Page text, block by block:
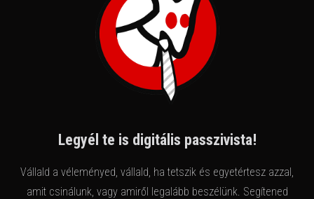
Legyél te is digitális passzivista!
Vállald a véleményed, vállald, ha tetszik és egyetértesz azzal,
amit csinálunk, vagy amiről legalább beszélünk. Segítened